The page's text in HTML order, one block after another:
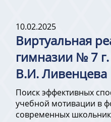
10.02.2025
Виртуальная
гимназии № 7
В.И. Ливенцева
Поиск эффективных
учебной мотивации в
современных